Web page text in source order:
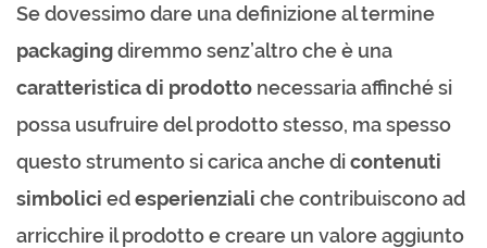
Se dovessimo dare una definizione al termine
packagingdiremmo senz’altro che è una
caratteristica di prodotto necessaria affinché si
possa usufruire del prodotto stesso, ma spesso
questo strumento si carica anche dicontenuti
simbolici edesperienziali che contribuiscono ad
arricchire il prodotto e creare un valore aggiunto